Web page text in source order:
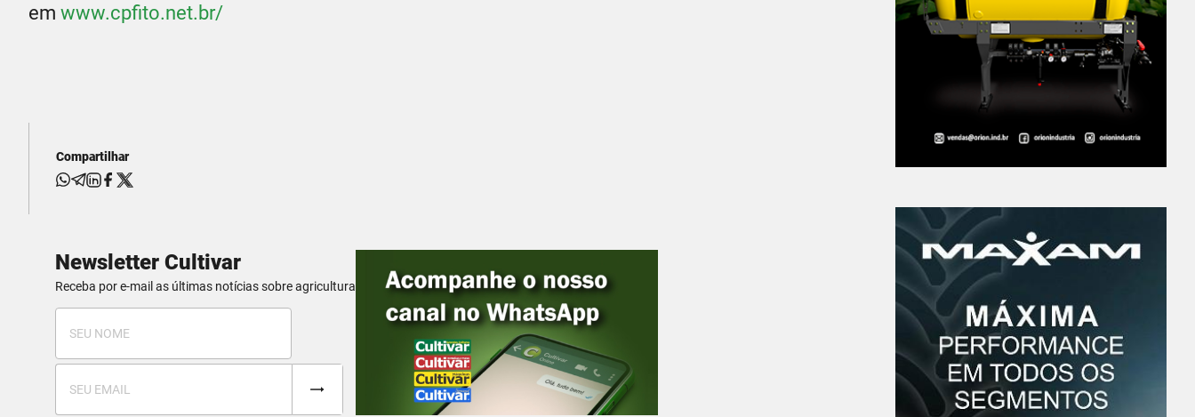
em www.cpfito.net.br/
Compartilhar
Newsletter Cultivar
Receba por e-mail as últimas notícias sobre agricultura